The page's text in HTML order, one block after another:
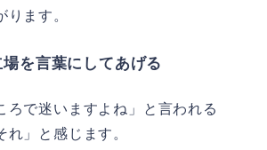
ります。
を言葉にしてあげる
ろで迷いますよね」と言われる
れ」と感じます。